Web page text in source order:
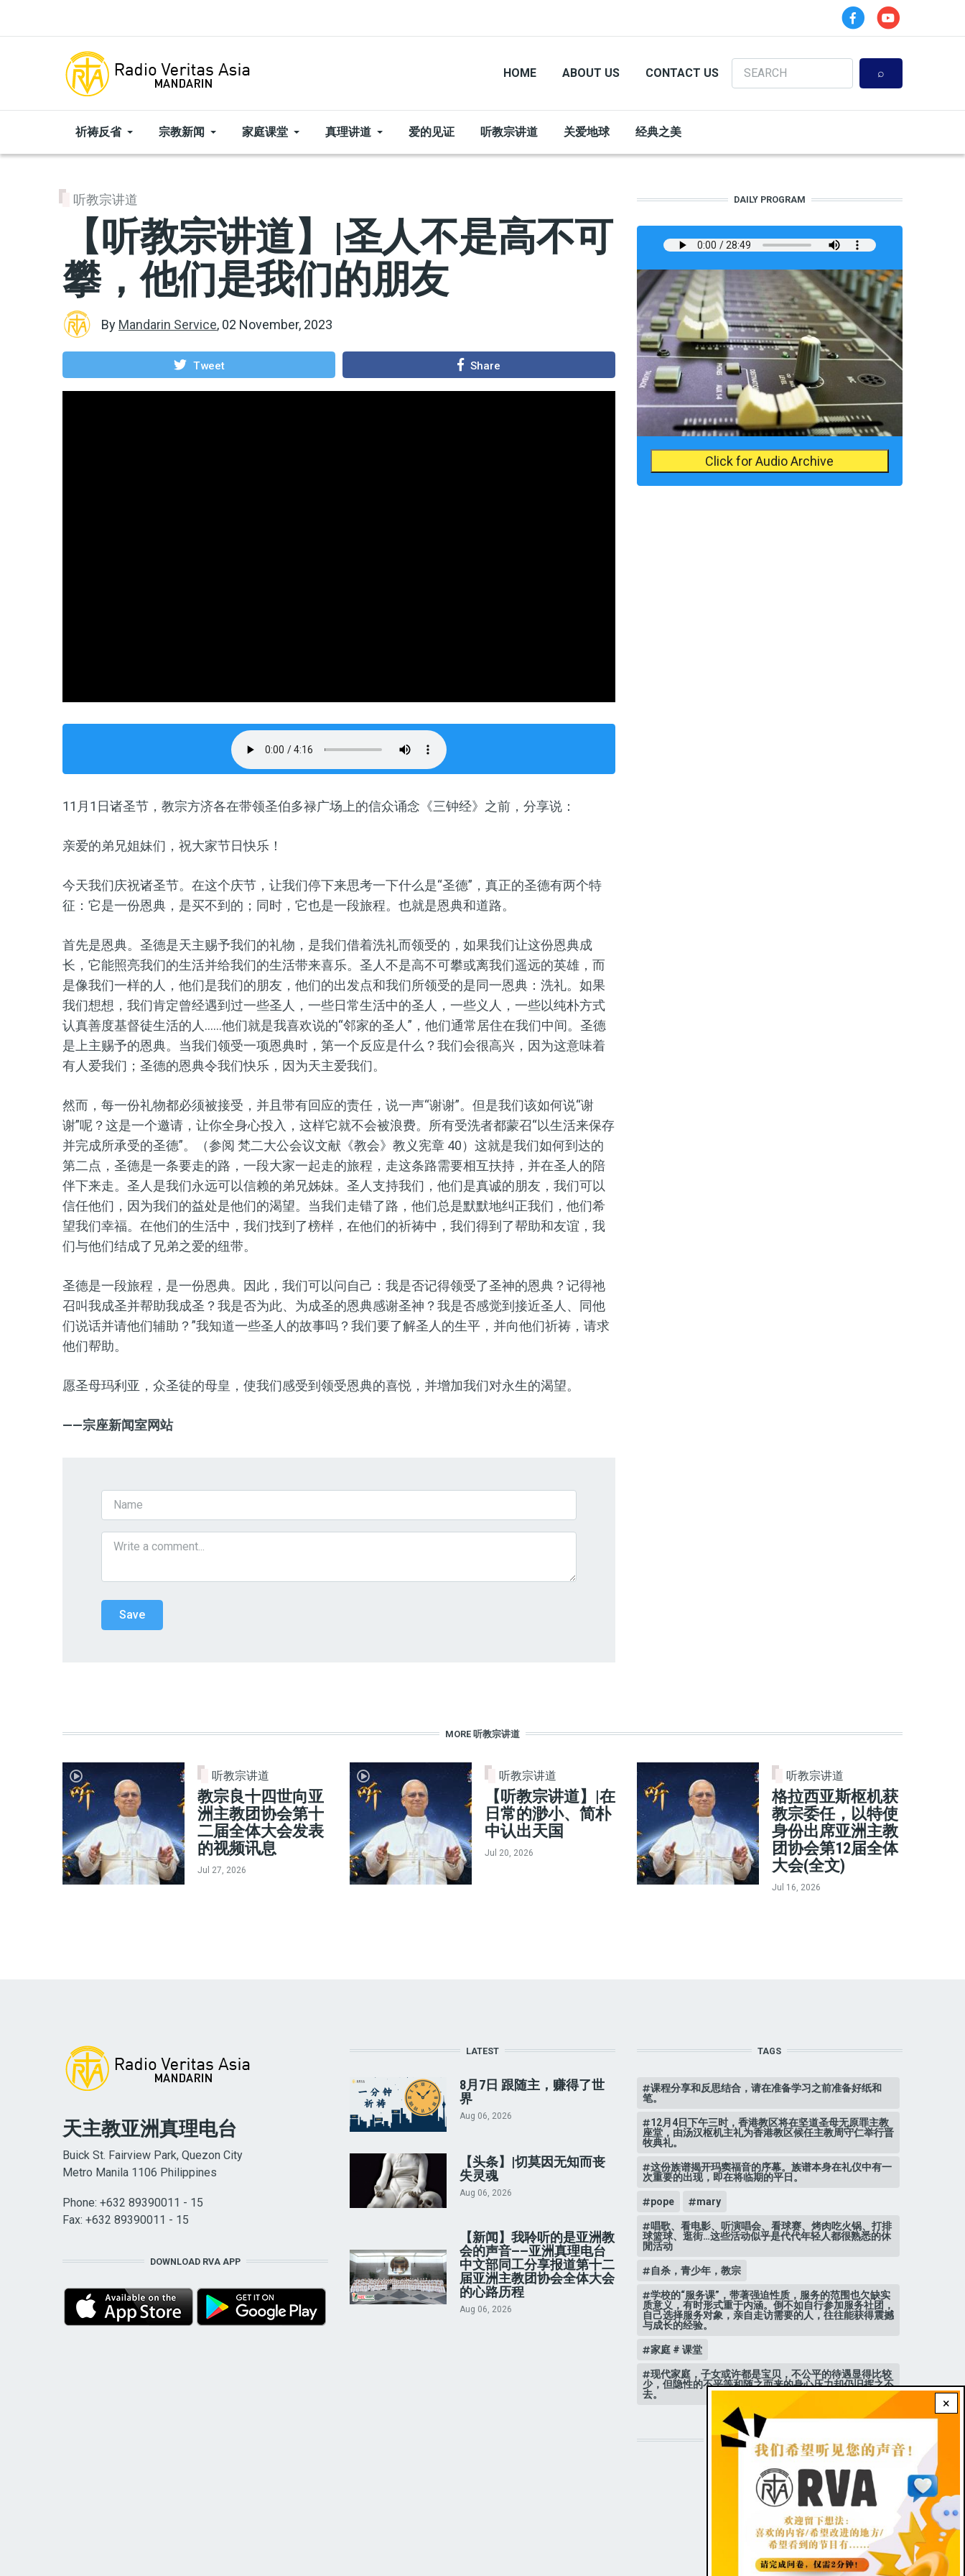
HOME ABOUT US CONTACT US
Search
祈祷反省 宗教新闻 家庭课堂 真理讲道 爱的见证 听教宗讲道 关爱地球 经典之美
听教宗讲道
【听教宗讲道】|圣人不是高不可
攀，他们是我们的朋友
By Mandarin Service, 02 November, 2023
Tweet Share
11月1日诸圣节，教宗方济各在带领圣伯多禄广场上的信众诵念《三钟经》之前，分享说：
亲爱的弟兄姐妹们，祝大家节日快乐！
今天我们庆祝诸圣节。在这个庆节，让我们停下来思考一下什么是“圣德”，真正的圣德有两个特
征：它是一份恩典，是买不到的；同时，它也是一段旅程。也就是恩典和道路。
首先是恩典。圣德是天主赐予我们的礼物，是我们借着洗礼而领受的，如果我们让这份恩典成
长，它能照亮我们的生活并给我们的生活带来喜乐。圣人不是高不可攀或离我们遥远的英雄，而
是像我们一样的人，他们是我们的朋友，他们的出发点和我们所领受的是同一恩典：洗礼。如果
我们想想，我们肯定曾经遇到过一些圣人，一些日常生活中的圣人，一些义人，一些以纯朴方式
认真善度基督徒生活的人……他们就是我喜欢说的“邻家的圣人”，他们通常居住在我们中间。圣德
是上主赐予的恩典。当我们领受一项恩典时，第一个反应是什么？我们会很高兴，因为这意味着
有人爱我们；圣德的恩典令我们快乐，因为天主爱我们。
然而，每一份礼物都必须被接受，并且带有回应的责任，说一声“谢谢”。但是我们该如何说“谢
谢”呢？这是一个邀请，让你全身心投入，这样它就不会被浪费。所有受洗者都蒙召“以生活来保存
并完成所承受的圣德”。（参阅 梵二大公会议文献《教会》教义宪章 40）这就是我们如何到达的
第二点，圣德是一条要走的路，一段大家一起走的旅程，走这条路需要相互扶持，并在圣人的陪
伴下来走。圣人是我们永远可以信赖的弟兄姊妹。圣人支持我们，他们是真诚的朋友，我们可以
信任他们，因为我们的益处是他们的渴望。当我们走错了路，他们总是默默地纠正我们，他们希
望我们幸福。在他们的生活中，我们找到了榜样，在他们的祈祷中，我们得到了帮助和友谊，我
们与他们结成了兄弟之爱的纽带。
圣德是一段旅程，是一份恩典。因此，我们可以问自己：我是否记得领受了圣神的恩典？记得祂
召叫我成圣并帮助我成圣？我是否为此、为成圣的恩典感谢圣神？我是否感觉到接近圣人、同他
们说话并请他们辅助？”我知道一些圣人的故事吗？我们要了解圣人的生平，并向他们祈祷，请求
他们帮助。
愿圣母玛利亚，众圣徒的母皇，使我们感受到领受恩典的喜悦，并增加我们对永生的渴望。
——宗座新闻室网站
DAILY PROGRAM
Click for Audio Archive
MORE 听教宗讲道
听教宗讲道
教宗良十四世向亚
洲主教团协会第十
二届全体大会发表
的视频讯息
Jul 27, 2026
听教宗讲道
【听教宗讲道】|在
日常的渺小、简朴
中认出天国
Jul 20, 2026
听教宗讲道
格拉西亚斯枢机获
教宗委任，以特使
身份出席亚洲主教
团协会第12届全体
大会(全文)
Jul 16, 2026
×
天主教亚洲真理电台
Buick St. Fairview Park, Quezon City
Metro Manila 1106 Philippines
Phone: +632 89390011 - 15
Fax: +632 89390011 - 15
DOWNLOAD RVA APP
LATEST
8月7日 跟随主，赚得了世
界
Aug 06, 2026
【头条】|切莫因无知而丧
失灵魂
Aug 06, 2026
【新闻】我聆听的是亚洲教
会的声音——亚洲真理电台
中文部同工分享报道第十二
届亚洲主教团协会全体大会
的心路历程
Aug 06, 2026
TAGS
课程分享和反思结合，请在准备学习之前准备好纸和
笔。
12月4日下午三时，香港教区将在坚道圣母无原罪主教
座堂，由汤汉枢机主礼为香港教区候任主教周守仁举行晋
牧典礼。
这份族谱揭开玛窦福音的序幕。族谱本身在礼仪中有一
次重要的出现，即在将临期的平日。
pope mary
唱歌、看电影、听演唱会、看球赛、烤肉吃火锅、打排
球篮球、逛街…这些活动似乎是代代年轻人都很熟悉的休
閒活动
自杀，青少年，教宗
学校的“服务课”，带著强迫性质，服务的范围也欠缺实
质意义，有时形式重于内涵。倒不如自行参加服务社团，
自己选择服务对象，亲自走访需要的人，往往能获得震撼
与成长的经验。
家庭 # 课堂
现代家庭，子女或许都是宝贝，不公平的待遇显得比较
少，但隐性的不平等和随之而来的身心压力却仍旧挥之不
去。
STAY CONNECTED WITH US!